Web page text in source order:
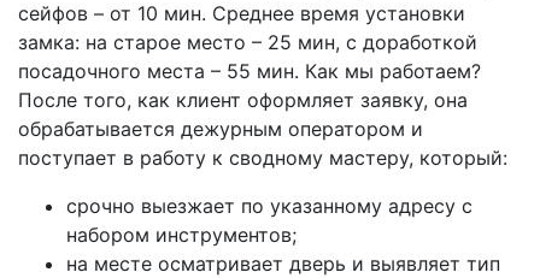
сейфов – от 10 мин. Среднее время установки
замка: на старое место – 25 мин, с доработкой
посадочного места – 55 мин. Как мы работаем?
После того, как клиент оформляет заявку, она
обрабатывается дежурным оператором и
поступает в работу к сводному мастеру, который:
срочно выезжает по указанному адресу с
набором инструментов;
на месте осматривает дверь и выявляет тип